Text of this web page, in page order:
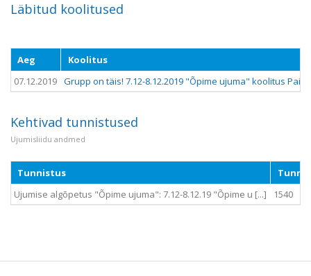
Läbitud koolitused
Aeg
Koolitus
07.12.2019 Grupp on täis! 7.12-8.12.2019 "Õpime ujuma" koolitus
Kehtivad tunnistused
Ujumisliidu andmed
Tunnistus
Ujumise algõpetus "Õpime ujuma": 7.12-8.12.19 "Õpime u [...]
1540